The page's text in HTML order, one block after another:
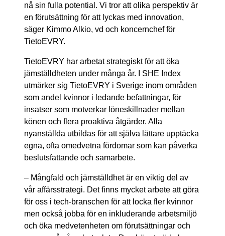
nå sin fulla potential. Vi tror att olika perspektiv är
en förutsättning för att lyckas med innovation,
säger Kimmo Alkio, vd och koncernchef för
TietoEVRY.
TietoEVRY har arbetat strategiskt för att öka
jämställdheten under många år. I SHE Index
utmärker sig TietoEVRY i Sverige inom områden
som andel kvinnor i ledande befattningar, för
insatser som motverkar löneskillnader mellan
könen och flera proaktiva åtgärder. Alla
nyanställda utbildas för att själva lättare upptäcka
egna, ofta omedvetna fördomar som kan påverka
beslutsfattande och samarbete.
– Mångfald och jämställdhet är en viktig del av
vår affärsstrategi. Det finns mycket arbete att göra
för oss i tech-branschen för att locka fler kvinnor
men också jobba för en inkluderande arbetsmiljö
och öka medvetenheten om förutsättningar och